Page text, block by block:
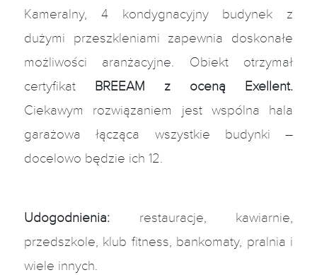
Kameralny, 4 kondygnacyjny budynek z
dużymi przeszkleniami zapewnia doskonałe
możliwości aranżacyjne. Obiekt otrzymał
certyfikat BREEAM z oceną Exellent.
Ciekawym rozwiązaniem jest wspólna hala
garażowa łącząca wszystkie budynki –
docelowo będzie ich 12.
Udogodnienia: restauracje, kawiarnie,
przedszkole, klub fitness, bankomaty, pralnia i
wiele innych.